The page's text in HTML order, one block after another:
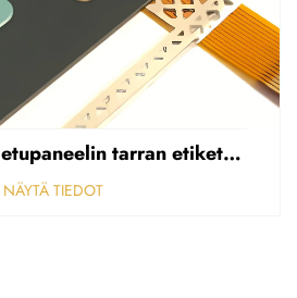
Mattapintainen etupaneelin tarran etiketti, reikäinen sumea, 0,25 mm paksuinen polycarbonaatti-/PVC-tarran etiketti
NÄYTÄ TIEDOT